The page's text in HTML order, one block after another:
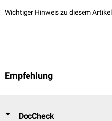
Wichtiger Hinweis zu diesem Artikel
Empfehlung
DocCheck